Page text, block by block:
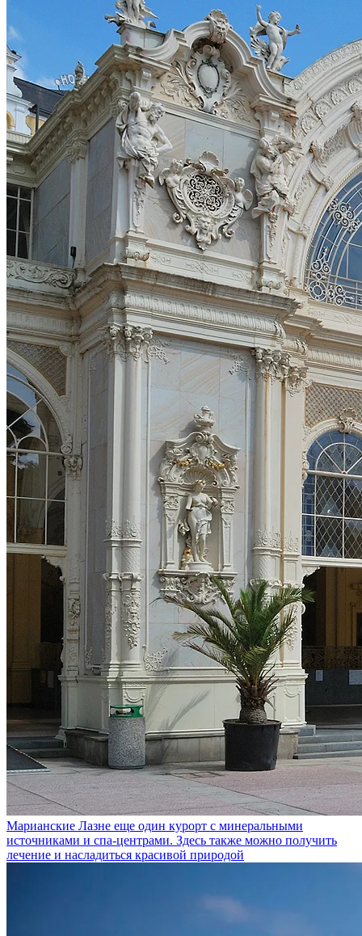
Марианские Лазне еще один курорт с минеральными
источниками и спа-центрами. Здесь также можно получить
лечение и насладиться красивой природой